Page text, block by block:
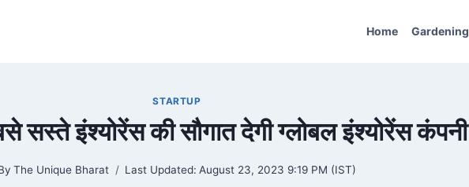
Home Gardening
STARTUP
सस्ते इंश्योरेंस की सौगात देगी ग्लोबल इंश्योरेंस कंपनी
The Unique Bharat Last Updated: August 23, 2023 9:19 PM (IST)